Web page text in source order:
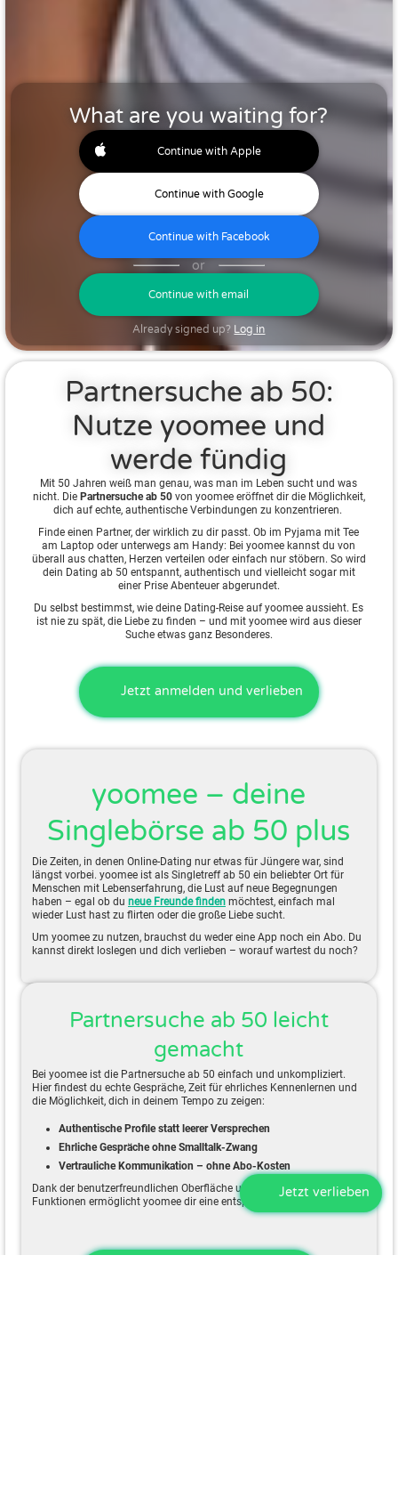
What are you waiting for?
Continue with Apple
Continue with Google
Continue with Facebook
or
Continue with email
Already signed up? Log in
Partnersuche ab 50:
Nutze yoomee und
werde fündig
Mit 50 Jahren weiß man genau, was man im Leben sucht und was
nicht. Die Partnersuche ab 50von yoomee eröffnet dir die Möglichkeit,
dich auf echte, authentische Verbindungen zu konzentrieren.
Finde einen Partner, der wirklich zu dir passt. Ob im Pyjama mit Tee
am Laptop oder unterwegs am Handy: Bei yoomee kannst du von
überall aus chatten, Herzen verteilen oder einfach nur stöbern. So wird
dein Dating ab 50 entspannt, authentisch und vielleicht sogar mit
einer Prise Abenteuer abgerundet.
Du selbst bestimmst, wie deine Dating-Reise auf yoomee aussieht. Es
ist nie zu spät, die Liebe zu finden – und mit yoomee wird aus dieser
Suche etwas ganz Besonderes.
Jetzt anmelden und verlieben
yoomee – deine
Singlebörse ab 50 plus
Die Zeiten, in denen Online-Dating nur etwas für Jüngere war, sind
längst vorbei. yoomee ist als Singletreff ab 50 ein beliebter Ort für
Menschen mit Lebenserfahrung, die Lust auf neue Begegnungen
haben – egal ob du neue Freunde finden möchtest, einfach mal
wieder Lust hast zu flirten oder die große Liebe sucht.
Um yoomee zu nutzen, brauchst du weder eine App noch ein Abo. Du
kannst direkt loslegen und dich verlieben – worauf wartest du noch?
Partnersuche ab 50 leicht
gemacht
Bei yoomee ist die Partnersuche ab 50 einfach und unkompliziert.
Hier findest du echte Gespräche, Zeit für ehrliches Kennenlernen und
die Möglichkeit, dich in deinem Tempo zu zeigen:
Authentische Profile statt leerer Versprechen
Ehrliche Gespräche ohne Smalltalk-Zwang
Vertrauliche Kommunikation – ohne Abo-Kosten
Dank der benutzerfreundlichen Oberfläche und klar strukturierten
Funktionen ermöglicht yoomee dir eine entspannte Partnersuche.
Jetzt verlieben